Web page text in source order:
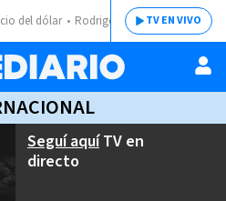
del dólar Rodrigo ChavesTV EN VIVO
Seguí aquíTV en
directo